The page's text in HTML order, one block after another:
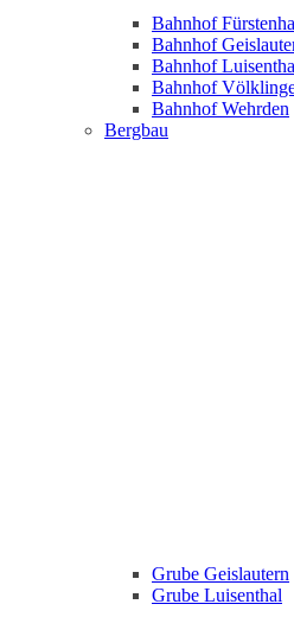
Bahnhof
Bahnhof
Bahnhof
Bahnhof
Bahnhof Wehrden
Bergbau
Grube Geislautern
Grube Luisenthal